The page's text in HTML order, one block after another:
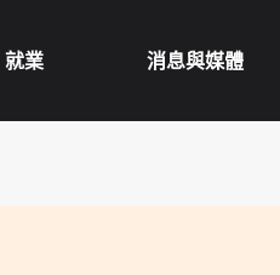
就業 消息與媒體